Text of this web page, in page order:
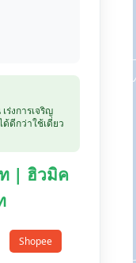
งการเจริญ
ด้ดีกว่าใช้เดี่ยว
ท | ฮิวมิค
Shopee